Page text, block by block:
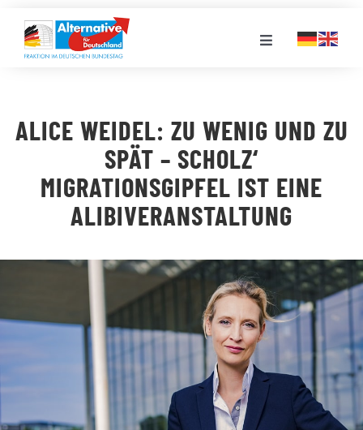
Inhalt
springen
Toggle
LANDESGRUPPEN
VERANSTALTUNGEN
STELLENPORTAL
MEDIATHEK
ALICE WEIDEL: ZU WENIG UND ZU
SPÄT – SCHOLZ‘
MIGRATIONSGIPFEL IST EINE
ALIBIVERANSTALTUNG